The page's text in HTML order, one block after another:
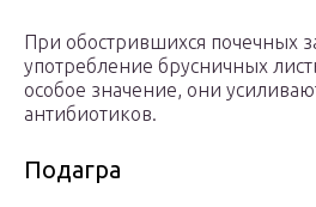
При обострившихся почечных
употребление брусничных
особое значение, они
антибиотиков.
Подагра